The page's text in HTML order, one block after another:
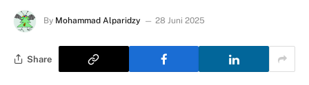
By Mohammad Alparidzy 28 Juni 2025
Share